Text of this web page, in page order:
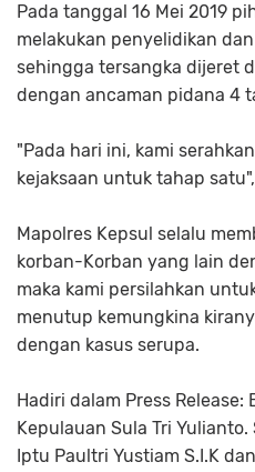
Pada tanggal 16 Mei 2019
melakukan penyelidikan
sehingga tersangka dijeret
dengan ancaman pidana 4
"Pada hari ini, kami
kejaksaan untuk tahap
Mapolres Kepsul selalu
korban-Korban yang lain
maka kami persilahkan
menutup kemungkina
dengan kasus serupa.
Hadiri dalam Press
Kepulauan Sula Tri Yulianto.
Iptu Paultri Yustiam S.I.K